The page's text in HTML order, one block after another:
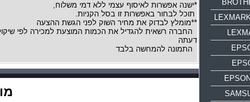
*ישנה אפשרות לאיסוף עצמי ללא דמי משלוח,
תוכל לבחור באפשרות זו בסל הקניות.
**מומלץ לבדוק את מחיר השוק לפני הגשת ההצעה
החברה רשאית להגדיל את הכמות המוצעת למכירה לפי
דעתה
התמונה להמחשה בלבד